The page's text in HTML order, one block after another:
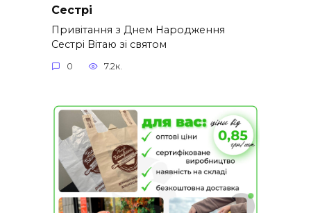
Сестрі
Привітання з Днем Народження
Сестрі Вітаю зі святом
0 7.2к.